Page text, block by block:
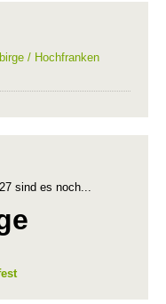
/ Hochfranken
sind es noch...